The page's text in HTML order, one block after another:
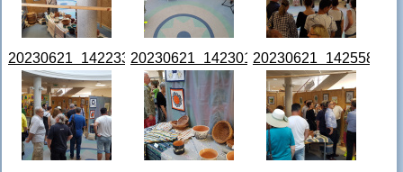
20230621_142233.jpg20230621_142301.jpg20230621_142558.jpg